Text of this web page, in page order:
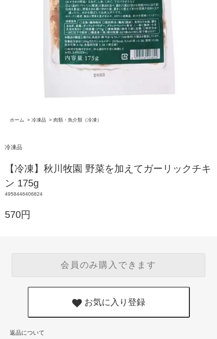
ホーム > 冷凍品 > 肉類・魚介類（冷凍）
冷凍品
【冷凍】秋川牧園 野菜を加えてガーリックチキ
ン 175g
4958446406824
570円
会員のみ購入できます
お気に入り登録
返品について